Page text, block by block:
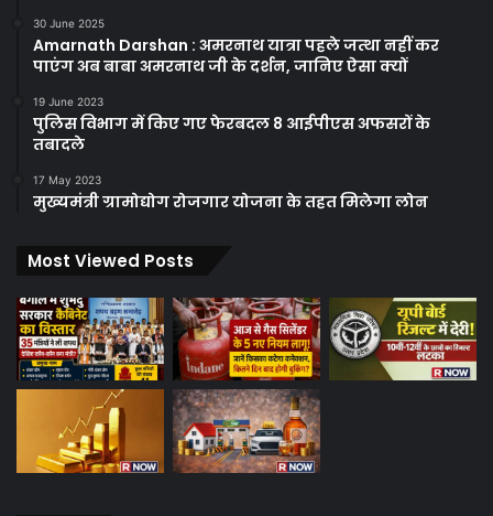
30 June 2025
Amarnath Darshan : अमरनाथ यात्रा पहले जत्था नहीं कर
पाएंग अब बाबा अमरनाथ जी के दर्शन, जानिए ऐसा क्यों
19 June 2023
पुलिस विभाग में किए गए फेरबदल 8 आईपीएस अफसरों के
तबादले
17 May 2023
मुख्यमंत्री ग्रामोद्योग रोजगार योजना के तहत मिलेगा लोन
Most Viewed Posts